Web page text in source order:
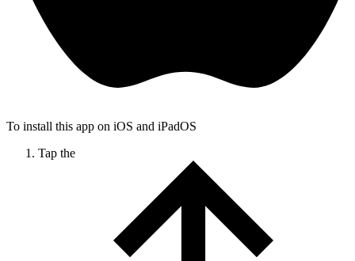
To install this app on iOS and iPadOS
Tap the